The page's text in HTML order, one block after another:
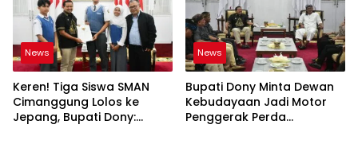
News
Keren! Tiga Siswa SMAN
Cimanggung Lolos ke
Jepang, Bupati Dony:
News
Bupati Dony Minta Dewan
Kebudayaan Jadi Motor
Penggerak Perda